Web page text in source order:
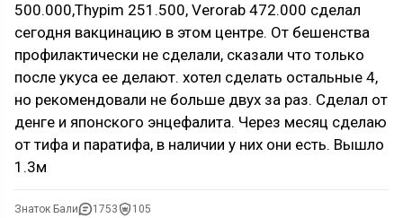
500.000,Thypim 251.500, Verorab 472.000 сделал
сегодня вакцинацию в этом центре. От бешенства
профилактически не сделали, сказали что только
после укуса ее делают. хотел сделать остальные 4,
но рекомендовали не больше двух за раз. Сделал от
денге и японского энцефалита. Через месяц сделаю
от тифа и паратифа, в наличии у них они есть. Вышло
1.3м
Знаток Бали 1753 105